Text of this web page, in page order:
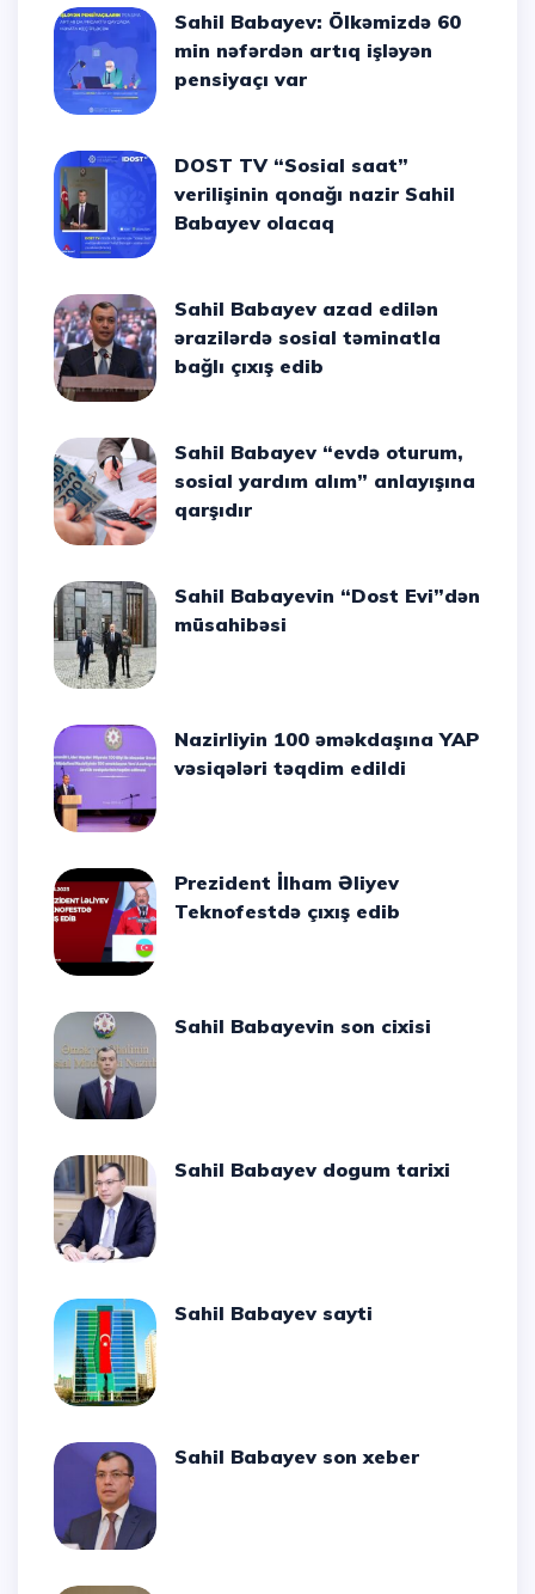
Sahil Babayev: Ölkəmizdə 60
min nəfərdən artıq işləyən
pensiyaçı var
DOST TV “Sosial saat”
verilişinin qonağı nazir Sahil
Babayev olacaq
Sahil Babayev azad edilən
ərazilərdə sosial təminatla
bağlı çıxış edib
Sahil Babayev “evdə oturum,
sosial yardım alım” anlayışına
qarşıdır
Sahil Babayevin “Dost Evi”dən
müsahibəsi
Nazirliyin 100 əməkdaşına YAP
vəsiqələri təqdim edildi
Prezident İlham Əliyev
Teknofestdə çıxış edib
Sahil Babayevin son cixisi
Sahil Babayev dogum tarixi
Sahil Babayev sayti
Sahil Babayev son xeber